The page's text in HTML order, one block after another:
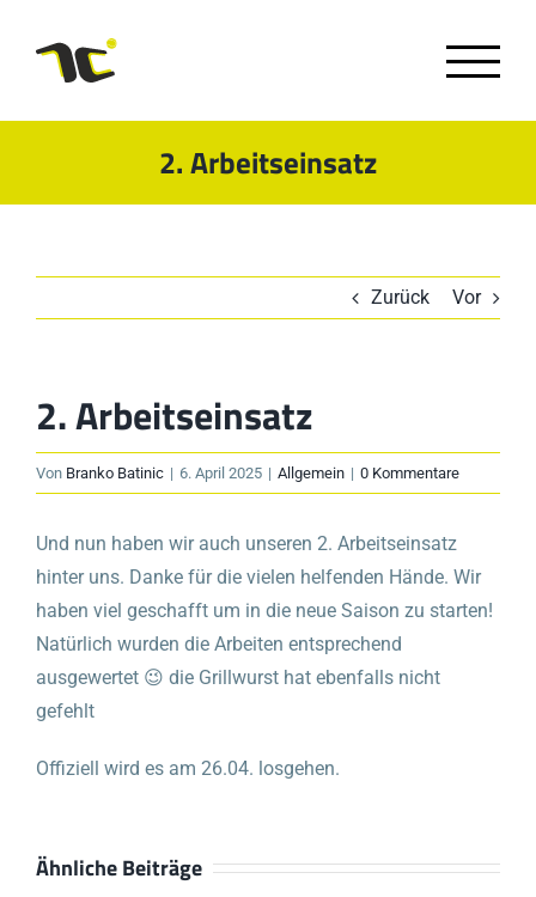
Inhalt
springen
2. Arbeitseinsatz
Zurück Vor
2. Arbeitseinsatz
Von Branko Batinic | 6. April 2025 | Allgemein | 0 Kommentare
Und nun haben wir auch unseren 2. Arbeitseinsatz
hinter uns. Danke für die vielen helfenden Hände. Wir
haben viel geschafft um in die neue Saison zu starten!
Natürlich wurden die Arbeiten entsprechend
ausgewertet 😉 die Grillwurst hat ebenfalls nicht
gefehlt
Offiziell wird es am 26.04. losgehen.
Ähnliche Beiträge